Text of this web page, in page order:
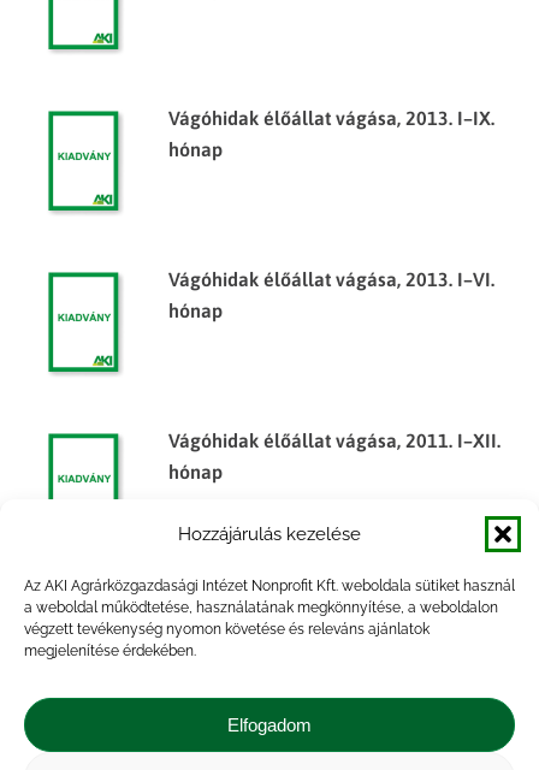
Hozzájárulás kezelése
Az AKI Agrárközgazdasági Intézet Nonprofit Kft. weboldala sütiket használ
a weboldal működtetése, használatának megkönnyítése, a weboldalon
végzett tevékenység nyomon követése és releváns ajánlatok
megjelenítése érdekében.
Elfogadom
Vágóhidak élőállat vágása, 2013. I–IX.
hónap
Vágóhidak élőállat vágása, 2013. I–VI.
hónap
Vágóhidak élőállat vágása, 2011. I–XII.
hónap
Vágóhidak élőállat vágása, 2014. I–III.
hónap